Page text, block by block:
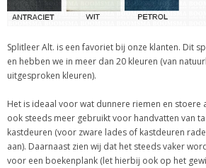
Splitleer Alt. is een favoriet bij onze klanten. Dit
en hebben we in meer dan 20 kleuren (van
uitgesproken kleuren).
Het is ideaal voor wat dunnere riemen en
ook steeds meer gebruikt voor handvatten van
kastdeuren (voor zware lades of kastdeuren
aan). Daarnaast zien wij dat het steeds vaker
voor een boekenplank (let hierbij ook op het